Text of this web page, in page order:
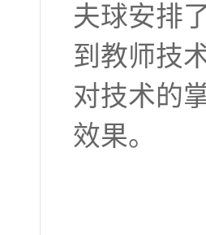
夫球安排
到教师技
对技术的
效果。